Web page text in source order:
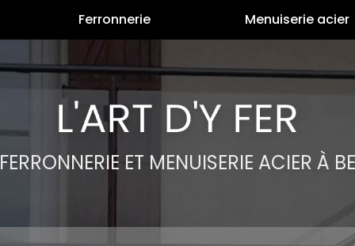
Ferronnerie Menuiserie acier
ET MENUISERIE ACIER À